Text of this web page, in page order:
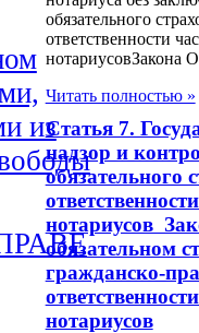
из
обязательного
ответственности
нотариусовЗакона
Читать полностью »
Статья 7.
надзор и
обязательного
нотариусов
обязательном
гражданско-
нотариусов